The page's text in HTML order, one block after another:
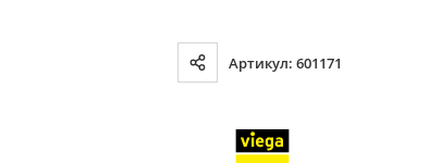
Артикул: 601171